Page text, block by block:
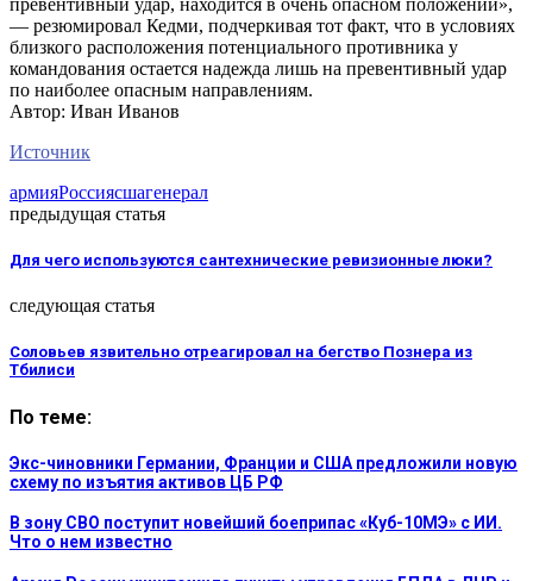
— резюмировал Кедми, подчеркивая тот факт, что в условиях
близкого расположения потенциального противника у
командования остается надежда лишь на превентивный удар
по наиболее опасным направлениям.
Автор: Иван Иванов
Источник
армияРоссиясшагенерал
предыдущая статья
Для чего используются сантехнические ревизионные люки?
следующая статья
Соловьев язвительно отреагировал на бегство Познера из
Тбилиси
По теме:
Экс-чиновники Германии, Франции и США предложили новую
схему по изъятия активов ЦБ РФ
В зону СВО поступит новейший боеприпас «Куб-10МЭ» с ИИ.
Что о нем известно